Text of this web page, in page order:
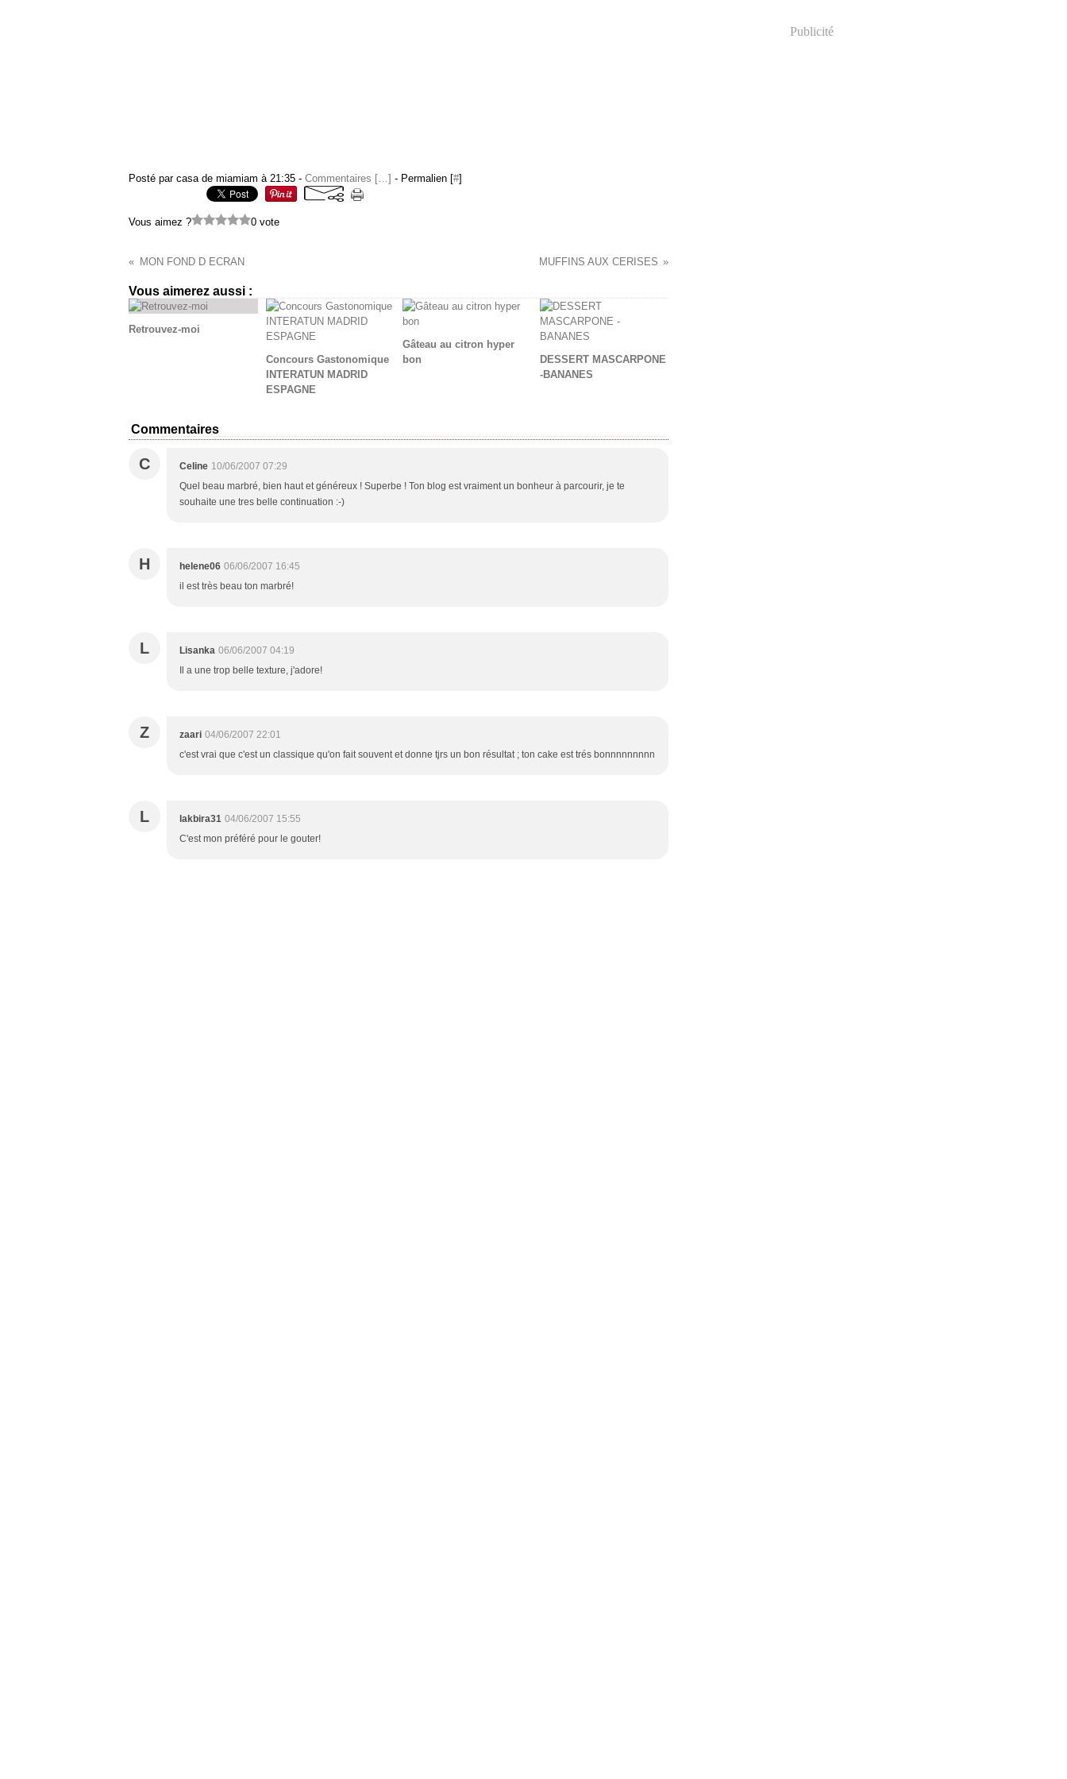
Posté par casa de miamiam à 21:35 - Commentaires […] - Permalien [#]
Vous aimez ? 0 vote
MON FOND D ECRAN MUFFINS AUX CERISES
Vous aimerez aussi :
Retrouvez-moi
Concours Gastonomique
INTERATUN MADRID
ESPAGNE
Gâteau au citron hyper
bon
DESSERT MASCARPONE
-BANANES
Commentaires
C Celine 10/06/2007 07:29
Quel beau marbré, bien haut et généreux ! Superbe ! Ton blog est vraiment un bonheur à parcourir, je te
souhaite une tres belle continuation :-)
H helene06 06/06/2007 16:45
il est très beau ton marbré!
L Lisanka 06/06/2007 04:19
Il a une trop belle texture, j'adore!
Z zaari 04/06/2007 22:01
c'est vrai que c'est un classique qu'on fait souvent et donne tjrs un bon résultat ; ton cake est trés bonnnnnnnnn
L lakbira31 04/06/2007 15:55
C'est mon préféré pour le gouter!
Publicité